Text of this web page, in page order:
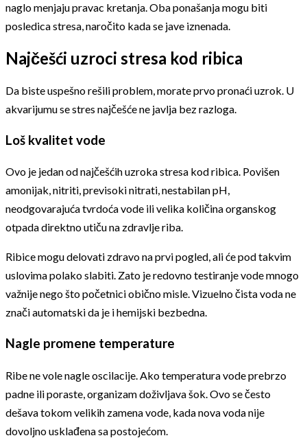
naglo menjaju pravac kretanja. Oba ponašanja mogu biti
posledica stresa, naročito kada se jave iznenada.
Najčešći uzroci stresa kod ribica
Da biste uspešno rešili problem, morate prvo pronaći uzrok. U
akvarijumu se stres najčešće ne javlja bez razloga.
Loš kvalitet vode
Ovo je jedan od najčešćih uzroka stresa kod ribica. Povišen
amonijak, nitriti, previsoki nitrati, nestabilan pH,
neodgovarajuća tvrdoća vode ili velika količina organskog
otpada direktno utiču na zdravlje riba.
Ribice mogu delovati zdravo na prvi pogled, ali će pod takvim
uslovima polako slabiti. Zato je redovno testiranje vode mnogo
važnije nego što početnici obično misle. Vizuelno čista voda ne
znači automatski da je i hemijski bezbedna.
Nagle promene temperature
Ribe ne vole nagle oscilacije. Ako temperatura vode prebrzo
padne ili poraste, organizam doživljava šok. Ovo se često
dešava tokom velikih zamena vode, kada nova voda nije
dovoljno usklađena sa postojećom.